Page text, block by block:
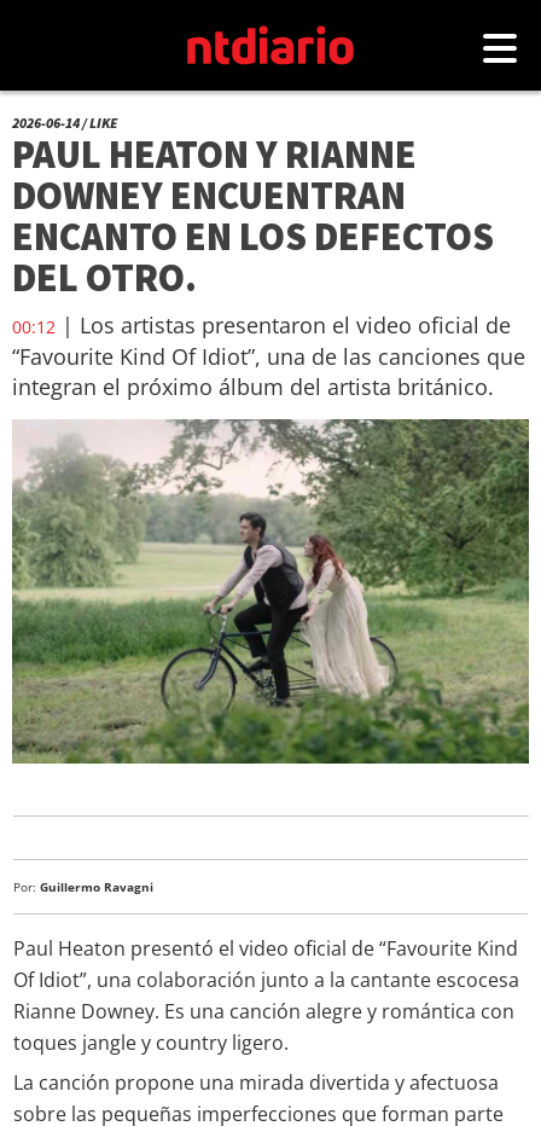
2026-06-14 / LIKE
PAUL HEATON Y RIANNE
DOWNEY ENCUENTRAN
ENCANTO EN LOS DEFECTOS
DEL OTRO.
00:12 | Los artistas presentaron el video oficial de
“Favourite Kind Of Idiot”, una de las canciones que
integran el próximo álbum del artista británico.
Por: Guillermo Ravagni
Paul Heaton presentó el video oficial de “Favourite Kind
Of Idiot”, una colaboración junto a la cantante escocesa
Rianne Downey. Es una canción alegre y romántica con
toques jangle y country ligero.
La canción propone una mirada divertida y afectuosa
sobre las pequeñas imperfecciones que forman parte